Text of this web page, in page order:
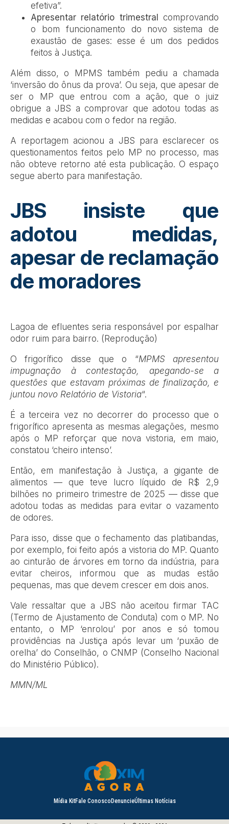
efetiva”.
Apresentar relatório trimestral comprovando
o bom funcionamento do novo sistema de
exaustão de gases: esse é um dos pedidos
feitos à Justiça.
Além disso, o MPMS também pediu a chamada
‘inversão do ônus da prova’. Ou seja, que apesar de
ser o MP que entrou com a ação, que o juiz
obrigue a JBS a comprovar que adotou todas as
medidas e acabou com o fedor na região.
A reportagem acionou a JBS para esclarecer os
questionamentos feitos pelo MP no processo, mas
não obteve retorno até esta publicação. O espaço
segue aberto para manifestação.
JBS insiste que
adotou medidas,
apesar de reclamação
de moradores
Lagoa de efluentes seria responsável por espalhar
odor ruim para bairro. (Reprodução)
O frigorífico disse que o “MPMS apresentou
impugnação à contestação, apegando-se a
questões que estavam próximas de finalização, e
juntou novo Relatório de Vistoria“.
É a terceira vez no decorrer do processo que o
frigorífico apresenta as mesmas alegações, mesmo
após o MP reforçar que nova vistoria, em maio,
constatou ‘cheiro intenso’.
Então, em manifestação à Justiça, a gigante de
alimentos — que teve lucro líquido de R$ 2,9
bilhões no primeiro trimestre de 2025 — disse que
adotou todas as medidas para evitar o vazamento
de odores.
Para isso, disse que o fechamento das platibandas,
por exemplo, foi feito após a vistoria do MP. Quanto
ao cinturão de árvores em torno da indústria, para
evitar cheiros, informou que as mudas estão
pequenas, mas que devem crescer em dois anos.
Vale ressaltar que a JBS não aceitou firmar TAC
(Termo de Ajustamento de Conduta) com o MP. No
entanto, o MP ‘enrolou’ por anos e só tomou
providências na Justiça após levar um ‘puxão de
orelha’ do Conselhão, o CNMP (Conselho Nacional
do Ministério Público).
MMN/ML
Mídia KitFale ConoscoDenuncieÚltimas Notícias